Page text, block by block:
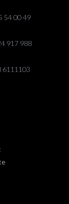
54 00 49
917 988
6111103